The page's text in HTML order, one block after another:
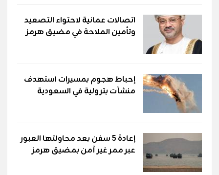
اتصالات عمانية لاحتواء التصعيد
وتأمين الملاحة في مضيق هرمز
إحباط هجوم بمسيرات استهدف
منشآت بترولية في السعودية
إعادة 5 سفن بعد محاولتها العبور
عبر ممر غير آمن بمضيق هرمز